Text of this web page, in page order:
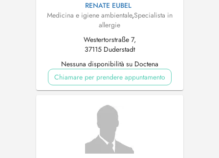
RENATE EUBEL
Medicina e igiene ambientale,Specialista in
allergie
Westertorstraße 7,
37115 Duderstadt
Nessuna disponibilità su Doctena
Chiamare per prendere appuntamento